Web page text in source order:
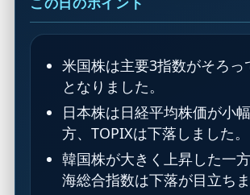
米国株は主要3指数がそろっ
となりました。
日本株は日経平均株価が小
方、TOPIXは下落しました。
韓国株が大きく上昇した一
海総合指数は下落が目立ちま